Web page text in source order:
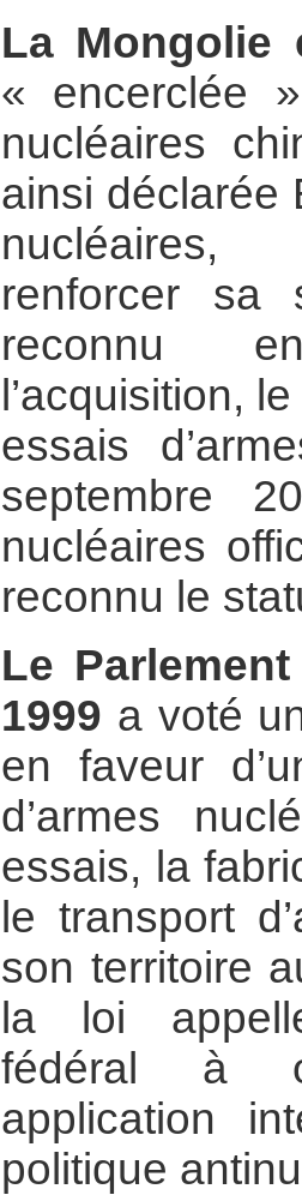
La Mongolie
« encerclée
nucléaires
ainsi déclarée
renforcer sa
reconnu
l’acquisition,
essais
septembre
nucléaires
reconnu le
Le
1999 a voté
en faveur
d’armes
essais, la
le transport
son territoire
la loi
fédéral à
application
politique